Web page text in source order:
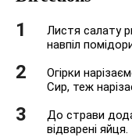
Листя салату
навпіл
Огірки
Сир, теж
До страви
відварені яйця.